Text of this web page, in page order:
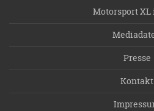
Motorsport XL
Presse
Kontakt